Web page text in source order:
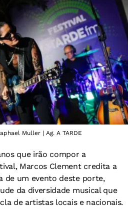
Muller | Ag. A TARDE
que irão compor a
Marcos Clement credita a
de um evento deste porte,
da diversidade musical que
de artistas locais e nacionais.